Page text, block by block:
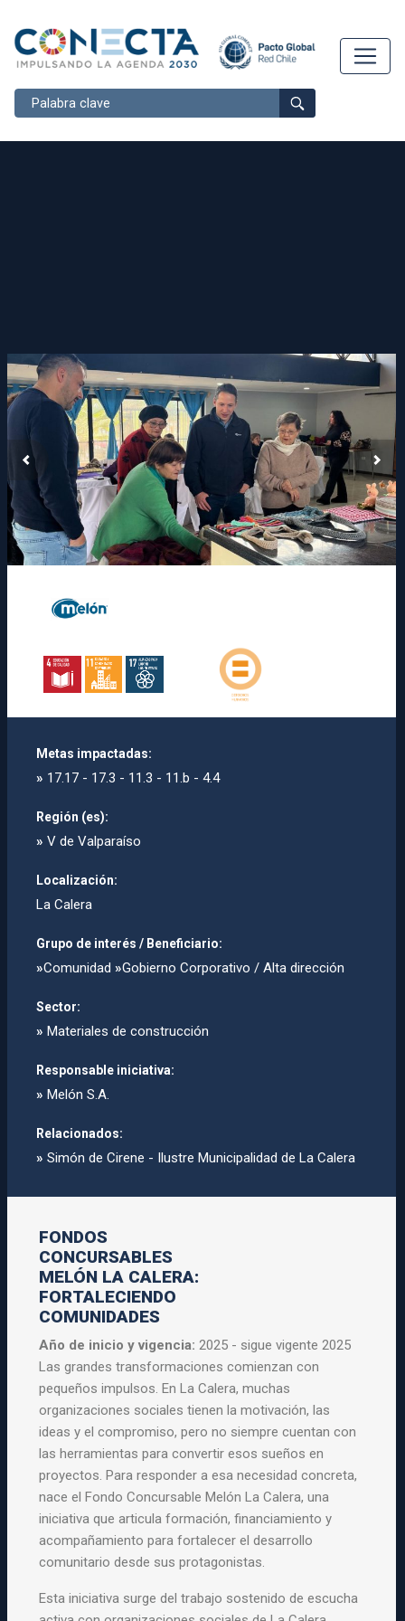
Buscar
Metas impactadas:
» 17.17 - 17.3 - 11.3 - 11.b - 4.4
Región (es):
» V de Valparaíso
Localización:
La Calera
Grupo de interés / Beneficiario:
»Comunidad »Gobierno Corporativo / Alta dirección
Sector:
» Materiales de construcción
Responsable iniciativa:
» Melón S.A.
Relacionados:
» Simón de Cirene - Ilustre Municipalidad de La Calera
FONDOS
CONCURSABLES
MELÓN LA CALERA:
FORTALECIENDO
COMUNIDADES
Año de inicio y vigencia:2025 - sigue vigente 2025
Las grandes transformaciones comienzan con
pequeños impulsos. En La Calera, muchas
organizaciones sociales tienen la motivación, las
ideas y el compromiso, pero no siempre cuentan con
las herramientas para convertir esos sueños en
proyectos. Para responder a esa necesidad concreta,
nace el Fondo Concursable Melón La Calera, una
iniciativa que articula formación, financiamiento y
acompañamiento para fortalecer el desarrollo
comunitario desde sus protagonistas.
Esta iniciativa surge del trabajo sostenido de escucha